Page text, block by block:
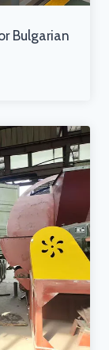
Bulgarian